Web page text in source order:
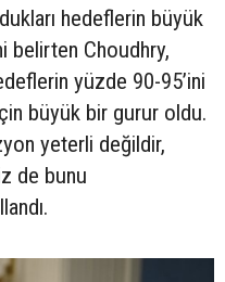
hedeflerin büyük
belirten Choudhry,
yüzde 90-95’ini
büyük bir gurur oldu.
yeterli değildir,
de bunu